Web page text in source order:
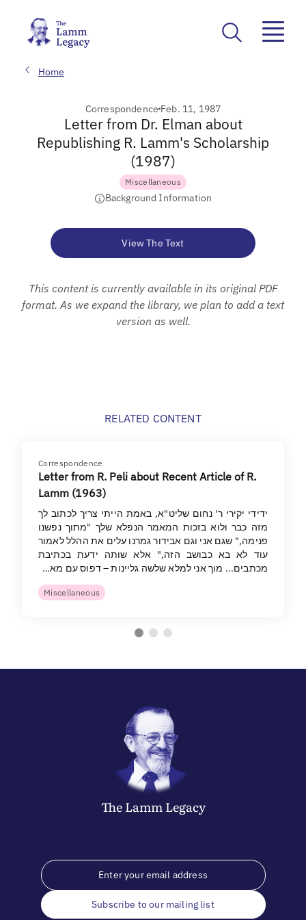
Home
Correspondence Feb. 11, 1987
Letter from Dr. Elman about
Republishing R. Lamm's Scholarship
(1987)
Miscellaneous
Background Information
View The Text
This content is currently available in its original PDF
format. As we expand the library, we plan to add a text
version as well.
RELATED CONTENT
Correspondence
Letter from R. Peli about Recent Article of R.
Lamm (1963)
ידידי יקירי ר' נחום שליט"א, באמת הייתי צריך לכתוב לך
מזה כבר ולוא בזכות המאמר הנפלא שלך "מתוך נפשנו
פנימה," שגם אני וגם אבידור גמרנו עלים את ההלל לאמור
עוד לא בא כבושב הזה," אלא שותה ידעת בכתיבת
מכתבים... מוך אני למלא שלשה גליינות – דפוס עם מא…
Miscellaneous
The LammLegacy
Subscribe to our mailing list